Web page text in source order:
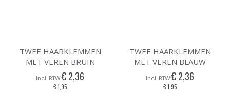
TWEE HAARKLEMMEN
MET VEREN BRUIN
€ 2,36
€ 1,95
TWEE HAARKLEMMEN
MET VEREN BLAUW
€ 2,36
€ 1,95